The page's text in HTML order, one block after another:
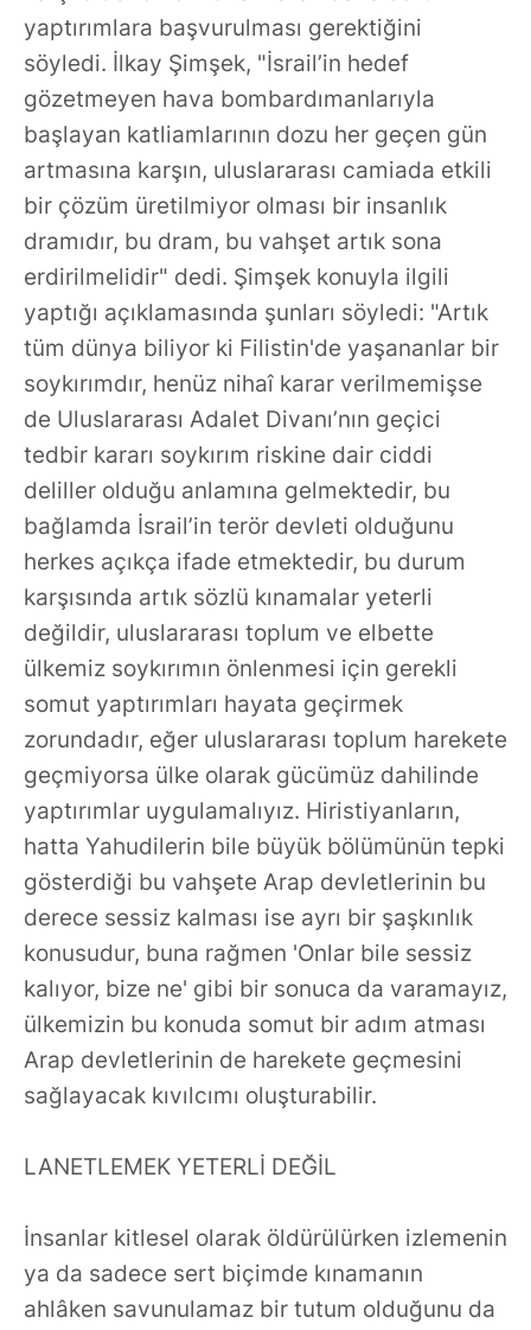
yaptırımlara başvurulması gerektiğini
söyledi. İlkay Şimşek, "İsrail’in hedef
gözetmeyen hava bombardımanlarıyla
başlayan katliamlarının dozu her geçen gün
artmasına karşın, uluslararası camiada etkili
bir çözüm üretilmiyor olması bir insanlık
dramıdır, bu dram, bu vahşet artık sona
erdirilmelidir" dedi. Şimşek konuyla ilgili
yaptığı açıklamasında şunları söyledi: "Artık
tüm dünya biliyor ki Filistin'de yaşananlar bir
soykırımdır, henüz nihaî karar verilmemişse
de Uluslararası Adalet Divanı’nın geçici
tedbir kararı soykırım riskine dair ciddi
deliller olduğu anlamına gelmektedir, bu
bağlamda İsrail’in terör devleti olduğunu
herkes açıkça ifade etmektedir, bu durum
karşısında artık sözlü kınamalar yeterli
değildir, uluslararası toplum ve elbette
ülkemiz soykırımın önlenmesi için gerekli
somut yaptırımları hayata geçirmek
zorundadır, eğer uluslararası toplum harekete
geçmiyorsa ülke olarak gücümüz dahilinde
yaptırımlar uygulamalıyız. Hiristiyanların,
hatta Yahudilerin bile büyük bölümünün tepki
gösterdiği bu vahşete Arap devletlerinin bu
derece sessiz kalması ise ayrı bir şaşkınlık
konusudur, buna rağmen 'Onlar bile sessiz
kalıyor, bize ne' gibi bir sonuca da varamayız,
ülkemizin bu konuda somut bir adım atması
Arap devletlerinin de harekete geçmesini
sağlayacak kıvılcımı oluşturabilir.
LANETLEMEK YETERLİ DEĞİL
İnsanlar kitlesel olarak öldürülürken izlemenin
ya da sadece sert biçimde kınamanın
ahlâken savunulamaz bir tutum olduğunu da